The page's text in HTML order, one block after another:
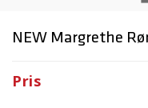
NEW Margrethe
Pris